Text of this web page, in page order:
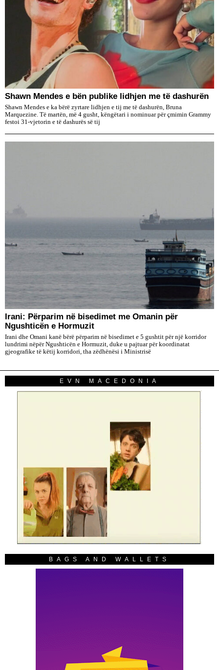
​Shawn Mendes e bën publike lidhjen me të dashurën
Shawn Mendes e ka bërë zyrtare lidhjen e tij me të dashurën, Bruna
Marquezine. Të martën, më 4 gusht, këngëtari i nominuar për çmimin Grammy
festoi 31-vjetorin e të dashurës së tij
Irani: Përparim në bisedimet me Omanin për
Ngushticën e Hormuzit
Irani dhe Omani kanë bërë përparim në bisedimet e 5 gushtit për një korridor
lundrimi nëpër Ngushticën e Hormuzit, duke u pajtuar për koordinatat
gjeografike të këtij korridori, tha zëdhënësi i Ministrisë
EVN MACEDONIA
BAGS AND WALLETS